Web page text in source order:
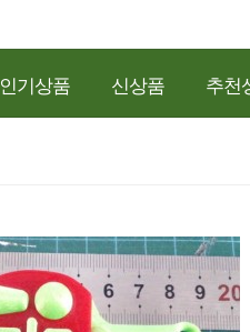
인기상품 신상품 추천